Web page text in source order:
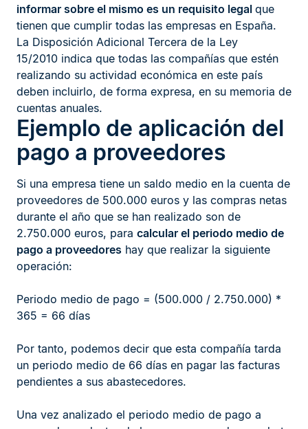
informar sobre el mismo es un requisito legal que
tienen que cumplir todas las empresas en España.
La Disposición Adicional Tercera de la Ley
15/2010 indica que todas las compañías que estén
realizando su actividad económica en este país
deben incluirlo, de forma expresa, en su memoria de
cuentas anuales.
Ejemplo de aplicación del
pago a proveedores
Si una empresa tiene un saldo medio en la cuenta de
proveedores de 500.000 euros y las compras netas
durante el año que se han realizado son de
2.750.000 euros, para calcular el periodo medio de
pago a proveedores hay que realizar la siguiente
operación:
Periodo medio de pago = (500.000 / 2.750.000) *
365 = 66 días
Por tanto, podemos decir que esta compañía tarda
un periodo medio de 66 días en pagar las facturas
pendientes a sus abastecedores.
Una vez analizado el periodo medio de pago a